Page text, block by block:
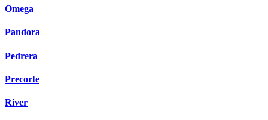
Omega
Pandora
Pedrera
Precorte
River